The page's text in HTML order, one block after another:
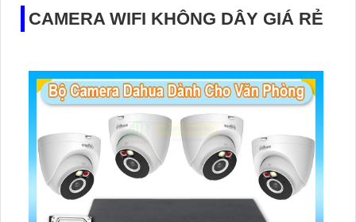
Sáng chế của VanTech trong ngành camera giám sát đã
cung cấp những tiện ích đáng kể
CAMERA WIFI KHÔNG DÂY GIÁ RẺ